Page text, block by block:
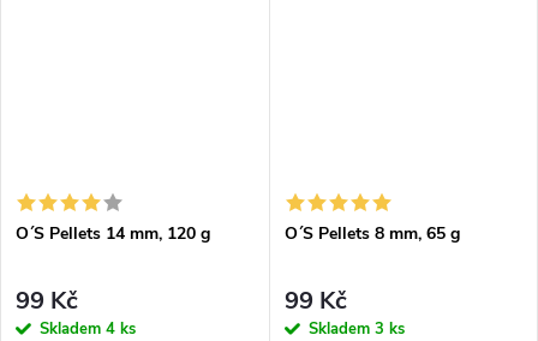
O´S Pellets 14 mm, 120 g
99 Kč
Skladem 4 ks
O´S Pellets 8 mm, 65 g
99 Kč
Skladem 3 ks